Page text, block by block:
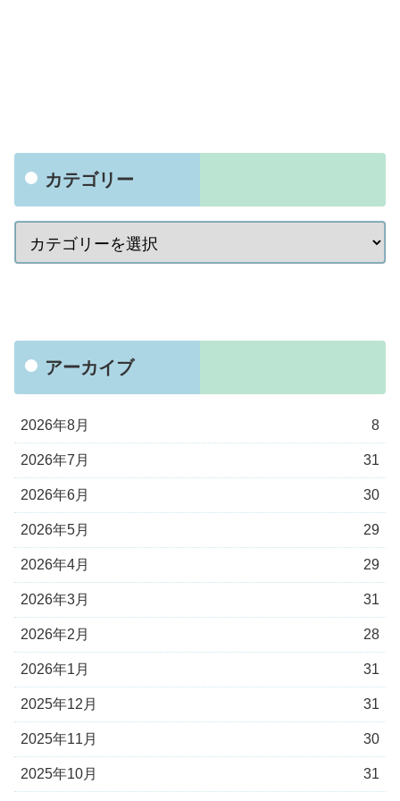
カテゴリー
アーカイブ
2026年8月 8
2026年7月 31
2026年6月 30
2026年5月 29
2026年4月 29
2026年3月 31
2026年2月 28
2026年1月 31
2025年12月 31
2025年11月 30
2025年10月 31